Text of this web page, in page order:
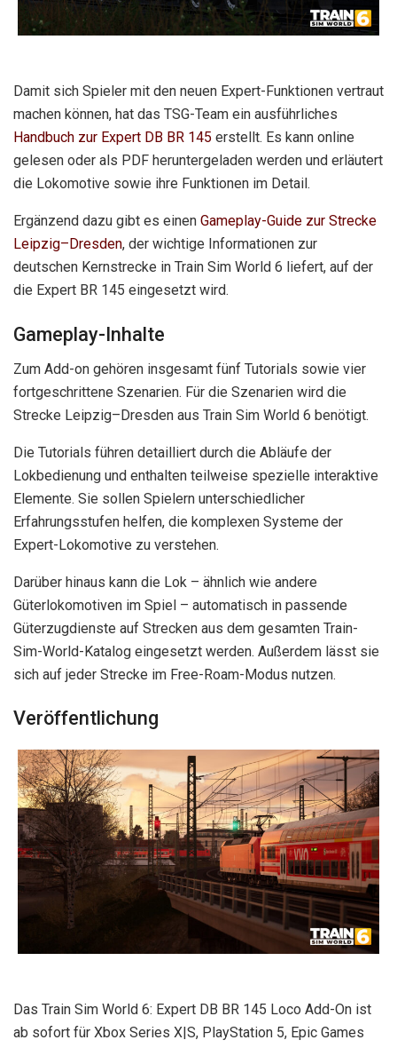
Damit sich Spieler mit den neuen Expert-Funktionen vertraut
machen können, hat das TSG-Team ein ausführliches
Handbuch zur Expert DB BR 145 erstellt. Es kann online
gelesen oder als PDF heruntergeladen werden und erläutert
die Lokomotive sowie ihre Funktionen im Detail.
Ergänzend dazu gibt es einen Gameplay-Guide zur Strecke
Leipzig–Dresden, der wichtige Informationen zur
deutschen Kernstrecke in Train Sim World 6 liefert, auf der
die Expert BR 145 eingesetzt wird.
Gameplay-Inhalte
Zum Add-on gehören insgesamt fünf Tutorials sowie vier
fortgeschrittene Szenarien. Für die Szenarien wird die
Strecke Leipzig–Dresden aus Train Sim World 6 benötigt.
Die Tutorials führen detailliert durch die Abläufe der
Lokbedienung und enthalten teilweise spezielle interaktive
Elemente. Sie sollen Spielern unterschiedlicher
Erfahrungsstufen helfen, die komplexen Systeme der
Expert-Lokomotive zu verstehen.
Darüber hinaus kann die Lok – ähnlich wie andere
Güterlokomotiven im Spiel – automatisch in passende
Güterzugdienste auf Strecken aus dem gesamten Train-
Sim-World-Katalog eingesetzt werden. Außerdem lässt sie
sich auf jeder Strecke im Free-Roam-Modus nutzen.
Veröffentlichung
Das Train Sim World 6: Expert DB BR 145 Loco Add-On ist
ab sofort für Xbox Series X|S, PlayStation 5, Epic Games